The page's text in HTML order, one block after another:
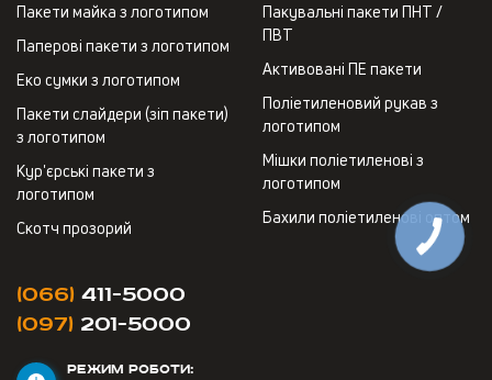
Пакети майка з логотипом
Паперові пакети з логотипом
Еко сумки з логотипом
Пакети слайдери (зіп пакети)
з логотипом
Кур'єрські пакети з
логотипом
Скотч прозорий
Пакувальні пакети ПНТ /
ПВТ
Активовані ПЕ пакети
Поліетиленовий рукав з
логотипом
Мішки поліетиленові з
логотипом
Бахили поліетиленові оптом
(066) 411-5000
(097) 201-5000
РЕЖИМ РОБОТИ: